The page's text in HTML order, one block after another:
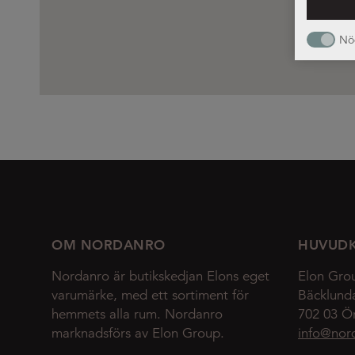
OM NORDANRO
Nordanro är butikskedjan Elons eget
varumärke, med ett sortiment för
hemmets alla rum. Nordanro
marknadsförs av Elon Group.
Elon
702 03